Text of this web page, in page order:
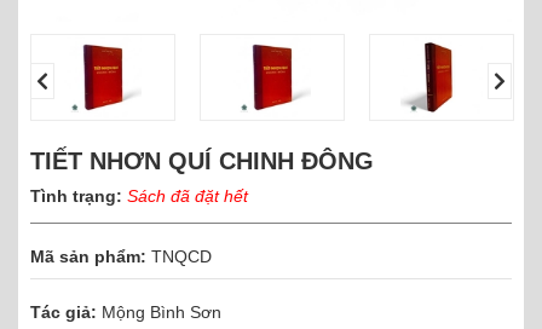
TIẾT NHƠN QUÍ CHINH ĐÔNG
Tình trạng: Sách đã đặt hết
Mã sản phẩm: TNQCD
Tác giả: Mộng Bình Sơn